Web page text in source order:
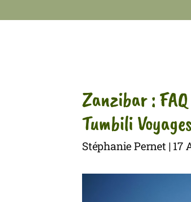
NOTRE ENGAGEMENT
TOUT SUR NOUS
JE PARS EN TANZANIE
FAIRE UN DON
Zanzibar :
Tumbili
Stéphanie Pernet | 17